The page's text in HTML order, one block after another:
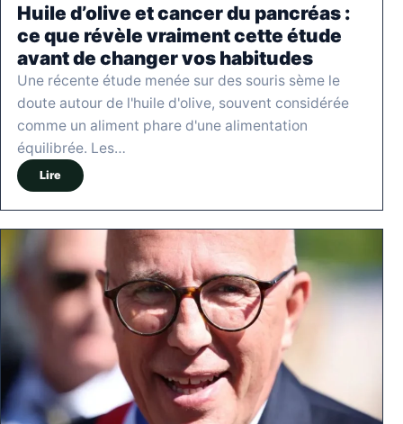
Huile d’olive et cancer du pancréas :
ce que révèle vraiment cette étude
avant de changer vos habitudes
Une récente étude menée sur des souris sème le
doute autour de l'huile d'olive, souvent considérée
comme un aliment phare d'une alimentation
équilibrée. Les…
Lire